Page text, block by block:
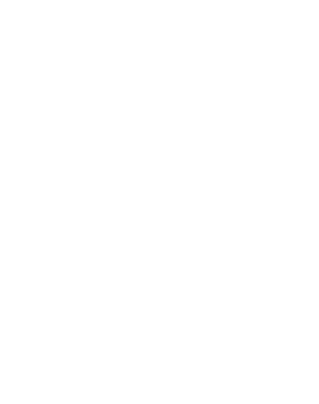
- Lilla Bjälkerum - En
samhälle, kyrkan och Brusaåns